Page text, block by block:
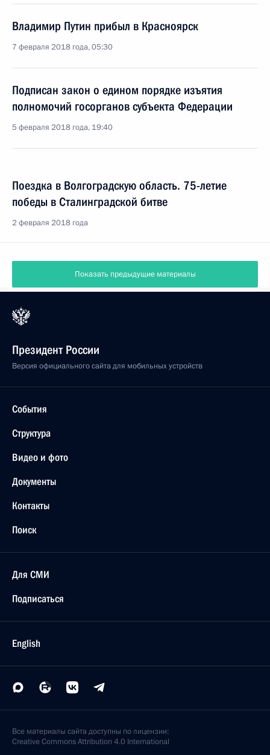
Владимир Путин прибыл в Красноярск
7 февраля 2018 года, 05:30
Подписан закон о едином порядке изъятия
полномочий госорганов субъекта Федерации
5 февраля 2018 года, 19:40
Поездка в Волгоградскую область. 75-летие
победы в Сталинградской битве
2 февраля 2018 года
Показать предыдущие материалы
Президент России
Версия официального сайта для мобильных устройств
События
Структура
Видео и фото
Документы
Контакты
Поиск
Для СМИ
Подписаться
English
Все материалы сайта доступны по лицензии:
Creative Commons Attribution 4.0 International